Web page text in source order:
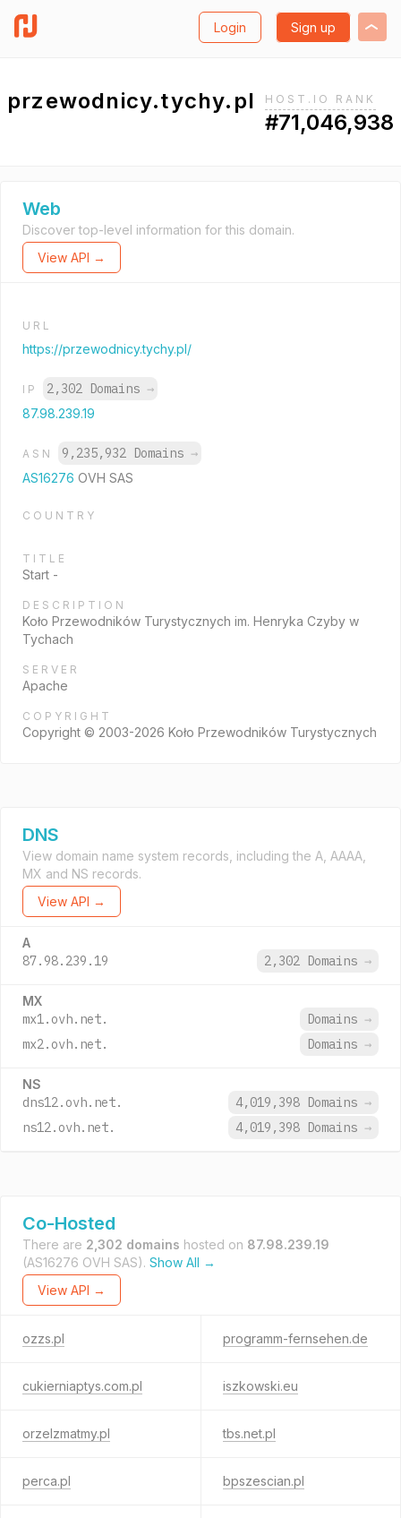
Login Sign up
przewodnicy.tychy.pl HOST.IO RANK
#71,046,938
Web
Discover top-level information for this domain.
View API →
URL
https://przewodnicy.tychy.pl/
IP 2,302 Domains →
87.98.239.19
ASN 9,235,932 Domains →
AS16276 OVH SAS
COUNTRY
TITLE
Start -
DESCRIPTION
Koło Przewodników Turystycznych im. Henryka Czyby w
Tychach
SERVER
Apache
COPYRIGHT
Copyright © 2003-2026 Koło Przewodników Turystycznych
DNS
View domain name system records, including the A, AAAA,
MX and NS records.
View API →
A
87.98.239.19 2,302 Domains →
MX
mx1.ovh.net. Domains →
mx2.ovh.net.
Domains →
NS
dns12.ovh.net. 4,019,398 Domains →
ns12.ovh.net.
4,019,398 Domains →
Co-Hosted
There are 2,302 domains hosted on 87.98.239.19
(AS16276 OVH SAS). Show All →
View API →
ozzs.pl programm-fernsehen.de
cukierniaptys.com.pl iszkowski.eu
orzelzmatmy.pl tbs.net.pl
perca.pl bpszescian.pl